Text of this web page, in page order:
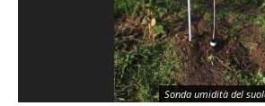
Sonda umidità del